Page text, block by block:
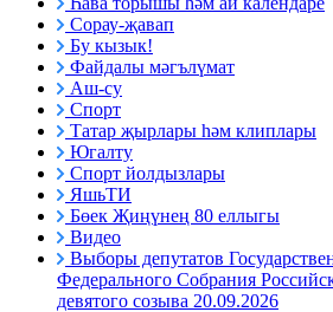
Сорау-җавап
Бу кызык!
Файдалы мәгълүмат
Аш-су
Спорт
Татар җырлары һәм клиплары
Югалту
Спорт йолдызлары
ЯшьТИ
Бөек Җиңүнең 80 еллыгы
Видео
Выборы депутатов
Федерального Собрания
девятого созыва 20.09.2026